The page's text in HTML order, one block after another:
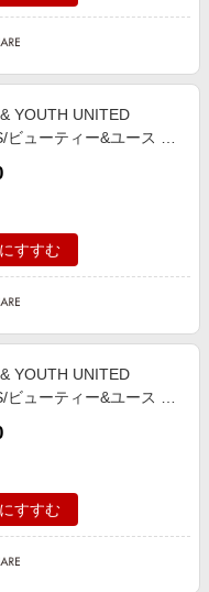
YOUTH UNITED
ビューティー&ユース ユ
ショルダーバッグ
GRAY FREE
すすむ
YOUTH UNITED
ビューティー&ユース ユ
ショルダーバッグ
FREE
すすむ